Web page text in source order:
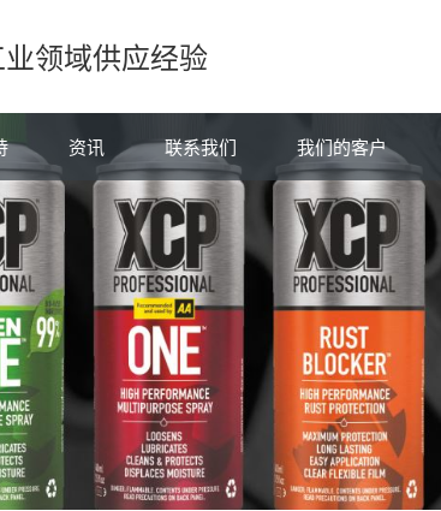
领域供应经验
资讯 联系我们 我们的客户